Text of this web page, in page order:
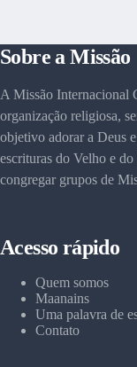
Sobre a Missão
A Missão Internacional
organização religiosa,
objetivo adorar a Deus
escrituras do Velho e
congregar grupos de
Acesso rápido
Quem somos
Maanains
Uma palavra de
Contato